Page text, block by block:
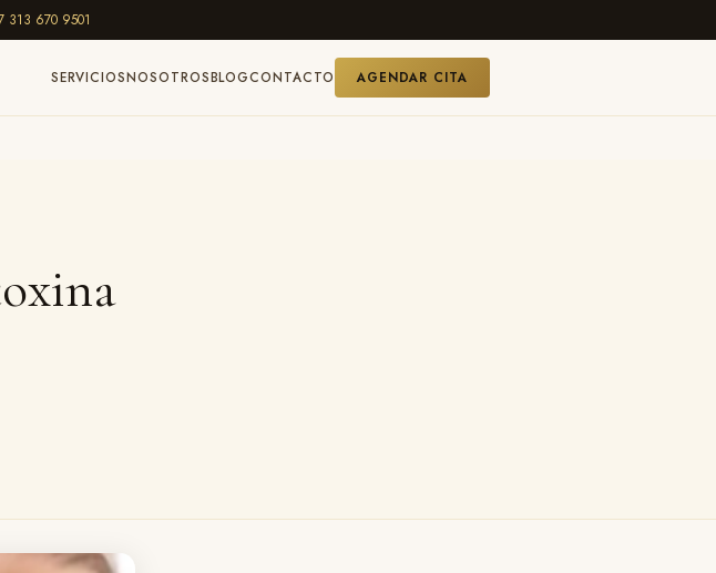
313 670 9501
SERVICIOSNOSOTROSBLOGCONTACTO AGENDAR CITA